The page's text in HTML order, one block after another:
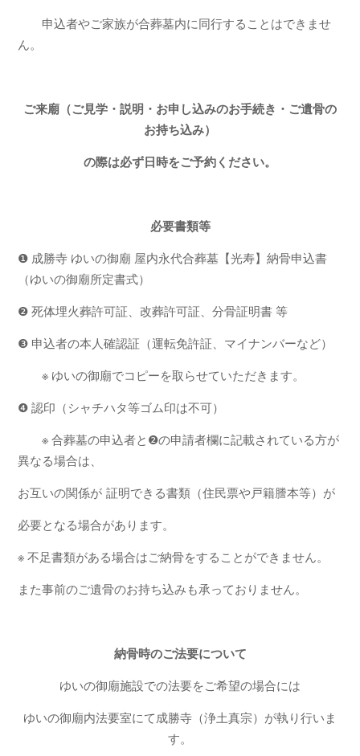
申込者やご家族が合葬墓内に同行することはできませ
ん。
ご来廟（ご見学・説明・お申し込みのお手続き・ご遺骨の
お持ち込み）
の際は必ず日時をご予約ください。
必要書類等
❶ 成勝寺 ゆいの御廟 屋内永代合葬墓【光寿】納骨申込書
（ゆいの御廟所定書式）
❷ 死体埋火葬許可証、改葬許可証、分骨証明書 等
❸ 申込者の本人確認証（運転免許証、マイナンバーなど）
※ ゆいの御廟でコピーを取らせていただきます。
❹ 認印（シャチハタ等ゴム印は不可）
※ 合葬墓の申込者と❷の申請者欄に記載されている方が
異なる場合は、
お互いの関係が 証明できる書類（住民票や戸籍謄本等）が
必要となる場合があります。
※ 不足書類がある場合はご納骨をすることができません。
また事前のご遺骨のお持ち込みも承っておりません。
納骨時のご法要について
ゆいの御廟施設での法要をご希望の場合には
ゆいの御廟内法要室にて成勝寺（浄土真宗）が執り行いま
す。